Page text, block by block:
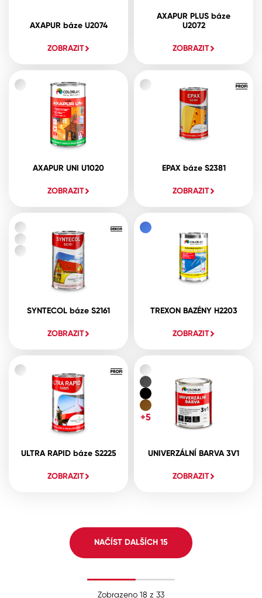
AXAPUR báze U2074
ZOBRAZIT
AXAPUR PLUS báze
U2072
ZOBRAZIT
AXAPUR UNI U1020
ZOBRAZIT
EPAX báze S2381
ZOBRAZIT
SYNTECOL báze S2161
ZOBRAZIT
TREXON BAZÉNY H2203
ZOBRAZIT
ULTRA RAPID báze S2225
ZOBRAZIT
UNIVERZÁLNÍ BARVA 3V1
ZOBRAZIT
+5
NAČÍST DALŠÍCH 15
Zobrazeno 18 z 33